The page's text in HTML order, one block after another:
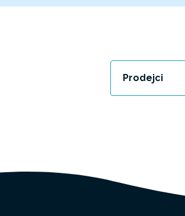
Prodejci